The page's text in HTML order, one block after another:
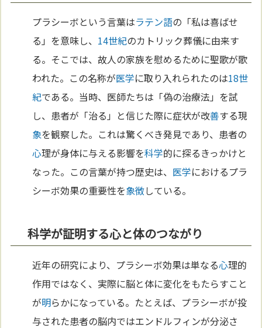
プラシーボという言葉はラテン語の「私は喜ばせ
る」を意味し、 14世紀のカトリック葬儀に由来す
る。そこでは、故人の家族を慰めるために聖歌が歌
われた。この名称が医学に取り入れられたのは18世
紀である。当時、医師たちは「偽の治療法」を試
し、患者が「治る」と信じた際に症状が改善する現
象を観察した。これは驚くべき発見であり、患者の
心理が身体に与える影響を科学的に探るきっかけと
なった。この言葉が持つ歴史は、 医学におけるプラ
シーボ効果の重要性を象徴している。
科学が証明する心と体のつながり
近年の研究により、プラシーボ効果は単なる心理的
作用ではなく、実際に脳と体に変化をもたらすこと
が明らかになっている。たとえば、プラシーボが投
与された患者の脳内ではエンドルフィンが分泌さ